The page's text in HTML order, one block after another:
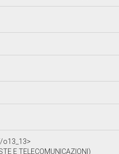
E TELECOMUNICAZIONI)